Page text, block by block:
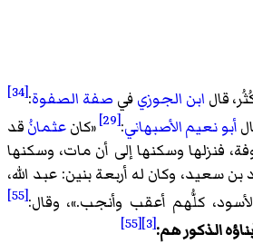
قال ابن الجوزيفي صفة الصفوة:
[34]
أبو نعيم الأصبهاني:
[29]
«كانعثمانُقد
فنزلها وسكنها إلى أن مات، وسكنها
سعيد، وكان له أربعة بنين: عبد الله،
كلُّهم أعقب وأنجب.»، وقال:[55]
الذكور هم:[3]
[55]